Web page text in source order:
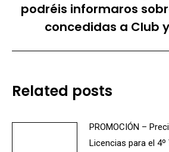
siguiente:
podréis informaros
concedidas a Club y
Related posts
PROMOCIÓN –
Licencias para el 4º